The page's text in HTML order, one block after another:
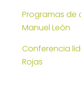
Programas de
Manuel León
Conferencia
Rojas